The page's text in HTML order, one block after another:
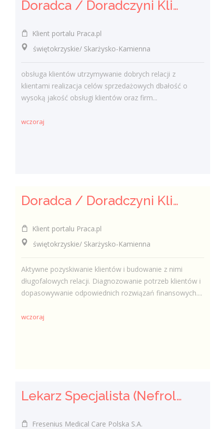
Doradca / Doradczyni Klienta (bankowość)
Klient portalu Praca.pl
świętokrzyskie/ Skarżysko-Kamienna
obsługa klientów utrzymywanie dobrych relacji z
klientami realizacja celów sprzedażowych dbałość o
wysoką jakość obsługi klientów oraz firm...
wczoraj
Doradca / Doradczyni Klienta – branża finansowa
Klient portalu Praca.pl
świętokrzyskie/ Skarżysko-Kamienna
Aktywne pozyskiwanie klientów i budowanie z nimi
długofalowych relacji. Diagnozowanie potrzeb klientów i
dopasowywanie odpowiednich rozwiązań finansowych....
wczoraj
Lekarz Specjalista (Nefrolog / Internista) (K/M/N)
Fresenius Medical Care Polska S.A.